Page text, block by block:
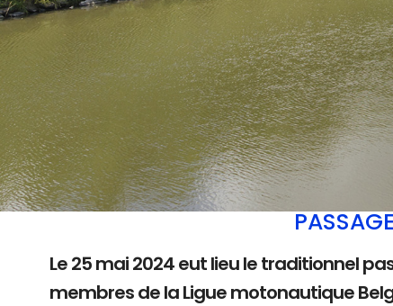
Le 25 mai 2024 eut lieu le traditionnel
membres de la Ligue motonautique